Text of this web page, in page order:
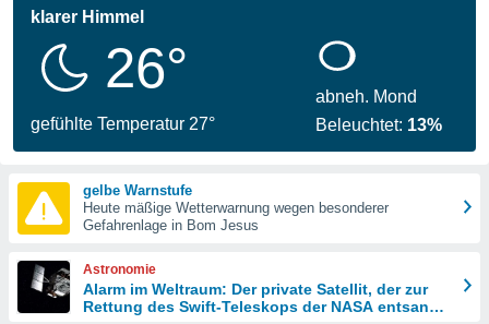
wurde
dass
sind.
diese
klarer Himmel
26°
gefühlte Temperatur 27°
abneh. Mond
Beleuchtet: 13%
gelbe Warnstufe
Heute mäßige Wetterwarnung wegen besonderer
Gefahrenlage in Bom Jesus
Astronomie
Alarm im Weltraum: Der private Satellit, der zur
Rettung des Swift-Teleskops der NASA entsandt